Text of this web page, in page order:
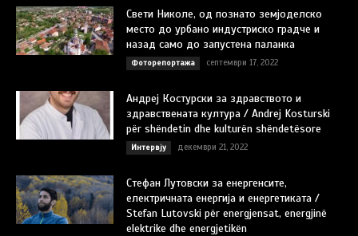
Свети Николе, од познато земјоделско
место до урбано индустриско градче и
назад само до запустена паланка
Фоторепортажа септември 17, 2022
Андреј Костурски за здравството и
здравствената култура / Andrej Kosturski
për shëndetin dhe kulturën shëndetësore
Интервју декември 21, 2022
Стефан Лутовски за енергенсите,
електричната енергија и енергетиката /
Stefan Lutovski për energjensat, energjinë
elektrike dhe energjetikën